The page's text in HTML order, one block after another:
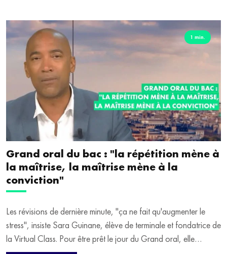
des gros points noirs de cette réforme, on n’a pas prévu de
temps pour préparer le Grand oral".
1 min.
Grand oral du bac : "la répétition mène à
la maîtrise, la maîtrise mène à la
conviction"
Les révisions de dernière minute, "ça ne fait qu'augmenter le
stress", insiste Sara Guinane, élève de terminale et fondatrice de
la Virtual Class. Pour être prêt le jour du Grand oral, elle